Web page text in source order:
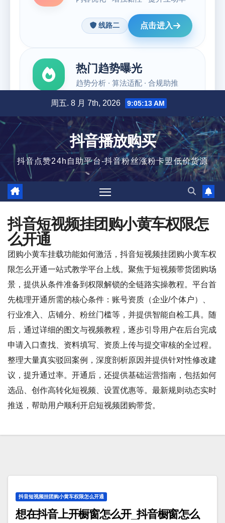
内
容
周五. 8 月 7th, 2026 9:05:13 AM
抖音播放购买
抖音点赞24h自助平台-抖音粉丝涨粉卡盟低价货源
抖音短视频挂团购小黄车权限怎
么开通
团购小黄车挂载功能如何激活，抖音短视频挂团购小黄车权
限怎么开通一站式教学平台上线。聚焦于短视频带货团购场
景，提供从条件准备到权限解锁的全链路实操教程。平台首
先梳理开通所需的核心条件：账号资质（企业/个体户）、
行业准入、店铺分、粉丝门槛等，并提供智能自检工具。随
后，通过详细的图文与视频教程，逐步引导用户在后台完成
申请入口查找、资料填写、资质上传与提交审核的全过程。
整理大量真实驳回案例，深度剖析原因并提供针对性修改建
议，提升通过率。开通后，还提供基础运营指南，包括如何
选品、创作高转化短视频、设置优惠等。最新规则动态实时
推送，帮助用户顺利开启短视频团购带货。
抖音短视频挂团购小黄车权限怎么开通
想在抖音上开橱窗怎么开_抖音橱窗怎么